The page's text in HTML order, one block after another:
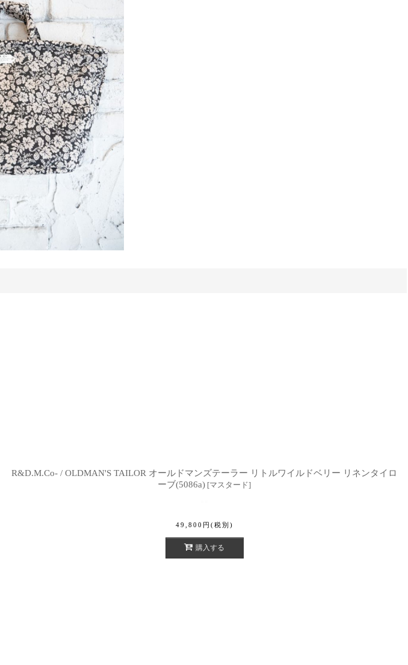
R&D.M.Co- / OLDMAN'S TAILOR オールドマンズテーラー リトルワイルドベリー リネンタイロ
ーブ(5086a) [マスタード]
49,800 円 (税別)
購入する